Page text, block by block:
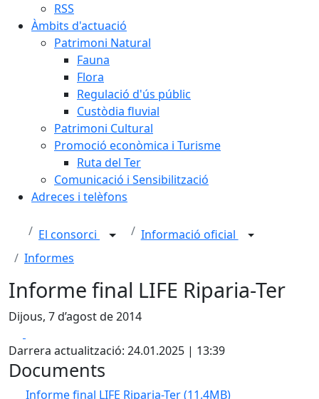
RSS
Àmbits d'actuació
Patrimoni Natural
Fauna
Flora
Regulació d'ús públic
Custòdia fluvial
Patrimoni Cultural
Promoció econòmica i Turisme
Ruta del Ter
Comunicació i Sensibilització
Adreces i telèfons
El consorci
Informació oficial
Informes
Informe final LIFE Riparia-Ter
Dijous, 7 d’agost de 2014
Darrera actualització: 24.01.2025 | 13:39
Documents
Informe final LIFE Riparia-Ter(11.4MB)